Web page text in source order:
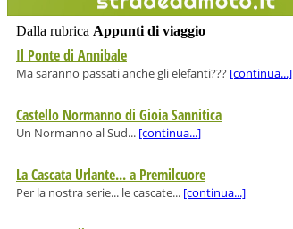
Dalla rubrica Appunti di viaggio
Il Ponte di Annibale
Ma saranno passati anche gli elefanti??? [continua...]
Castello Normanno di Gioia Sannitica
Un Normanno al Sud... [continua...]
La Cascata Urlante... a Premilcuore
Per la nostra serie... le cascate... [continua...]